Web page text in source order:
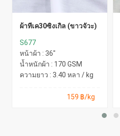
ผ้าทีเค30ซิงเกิ้ล (ขาวจั๊วะ)
S677
หน้าผ้า : 36"
น้ำหนักผ้า : 170 GSM
ความยาว : 3.40 หลา / kg
159 ฿/kg